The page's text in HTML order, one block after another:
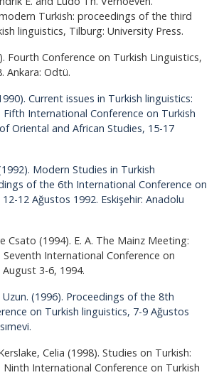
Turkish: proceedings of the third
linguistics, Tilburg: University Press.
Fourth Conference on Turkish Linguistics,
Ankara: Odtü.
Current issues in Turkish linguistics:
International Conference on Turkish
Oriental and African Studies, 15-17
Modern Studies in Turkish
of the 6th International Conference on
12 Ağustos 1992. Eskişehir: Anadolu
Csato (1994). E. A. The Mainz Meeting:
International Conference on
3-6, 1994.
Uzun. (1996). Proceedings of the 8th
on Turkish linguistics, 7-9 Ağustos
Celia (1998). Studies on Turkish:
International Conference on Turkish